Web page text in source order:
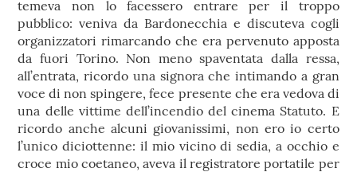
temeva non lo facessero entrare per il troppo
pubblico: veniva da Bardonecchia e discuteva cogli
organizzatori rimarcando che era pervenuto apposta
da fuori Torino. Non meno spaventata dalla ressa,
all’entrata, ricordo una signora che intimando a gran
voce di non spingere, fece presente che era vedova di
una delle vittime dell’incendio del cinema Statuto. E
ricordo anche alcuni giovanissimi, non ero io certo
l’unico diciottenne: il mio vicino di sedia, a occhio e
croce mio coetaneo, aveva il registratore portatile per